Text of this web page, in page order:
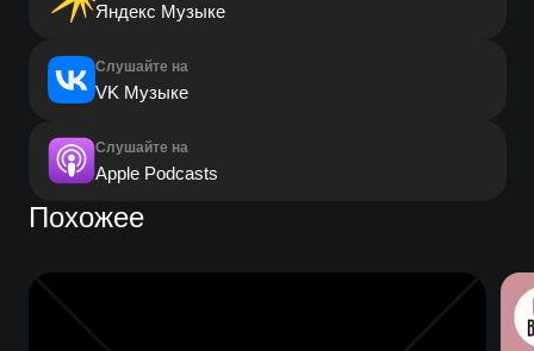
Яндекс Музыке
Слушайте на
VK Музыке
Слушайте на
Apple Podcasts
Похожее